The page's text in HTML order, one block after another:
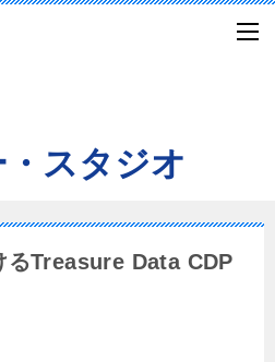
スタジオ
るTreasure Data CDP